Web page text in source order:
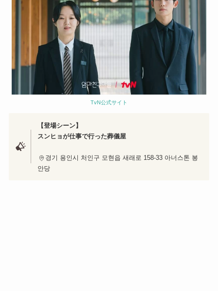
TvN公式サイト
【登場シーン】
スンヒョが仕事で行った葬儀屋
경기 용인시 처인구 모현읍 새래로 158-33 아너스톤 봉
안당